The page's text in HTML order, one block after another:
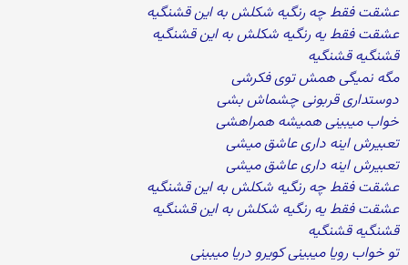
عشقت فقط چه رنگیه شکلش به این قشنگیه
عشقت فقط یه رنگیه شکلش به این قشنگیه
قشنگیه قشنگیه
مگه نمیگی همش توی فکرشی
دوستداری قربونی چشماش بشی
خواب میبینی همیشه همراهشی
تعبیرش اینه داری عاشق میشی
تعبیرش اینه داری عاشق میشی
عشقت فقط چه رنگیه شکلش به این قشنگیه
عشقت فقط یه رنگیه شکلش به این قشنگیه
قشنگیه قشنگیه
تو خواب رویا میبینی کویرو دریا میبینی